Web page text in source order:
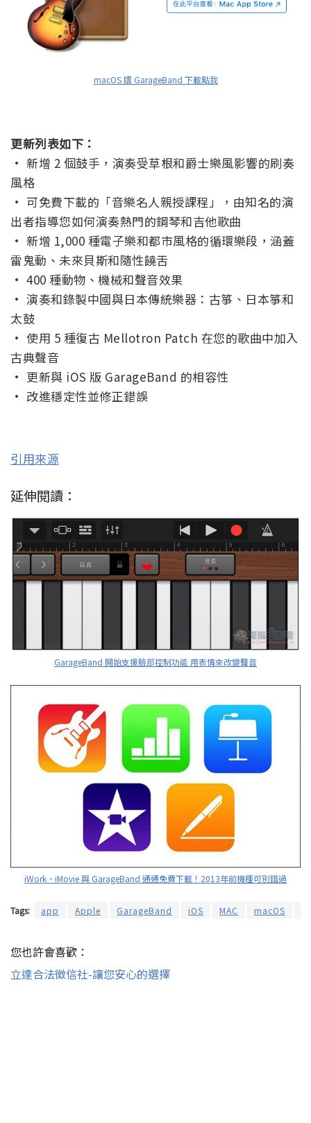
macOS 版 GarageBand 下載點我
更新列表如下：
• 新增 2 個鼓手，演奏受草根和爵士樂風影響的刷奏
風格
• 可免費下載的「音樂名人親授課程」，由知名的演
出者指導您如何演奏熱門的鋼琴和吉他歌曲
• 新增 1,000 種電子樂和都市風格的循環樂段，涵蓋
雷鬼動、未來貝斯和隨性饒舌
• 400 種動物、機械和聲音效果
• 演奏和錄製中國與日本傳統樂器：古箏、日本箏和
太鼓
• 使用 5 種復古 Mellotron Patch 在您的歌曲中加入
古典聲音
• 更新與 iOS 版 GarageBand 的相容性
• 改進穩定性並修正錯誤
引用來源
延伸閱讀：
GarageBand 開始支援臉部控制功能 用表情來改變聲音
iWork、iMovie 與 GarageBand 通通免費下載！2013年前機種可別錯過
Tags: app Apple GarageBand iOS MAC macOS
您也許會喜歡：
立達合法徵信社-讓您安心的選擇